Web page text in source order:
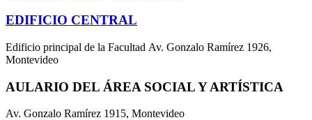
EDIFICIO CENTRAL
Edificio principal de la Facultad Av. Gonzalo Ramírez 1926,
Montevideo
AULARIO DEL ÁREA SOCIAL Y ARTÍSTICA
Av. Gonzalo Ramírez 1915, Montevideo